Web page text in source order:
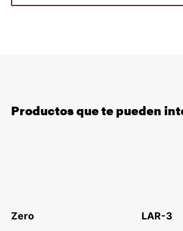
Productos que te pueden
Zero LAR-3